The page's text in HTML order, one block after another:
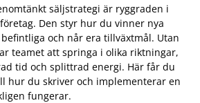
säljstrategi är ryggraden i
Den styr hur du vinner nya
och når era tillväxtmål. Utan
teamet att springa i olika riktningar,
tid och splittrad energi. Här får du
hur du skriver och implementerar en
fungerar.